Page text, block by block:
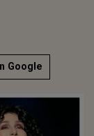
Google